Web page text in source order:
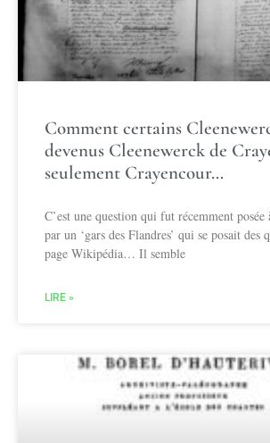
Comment certains
devenus Cleenewerck de
seulement Crayencour…
C’est une question qui fut récemment posée
par un ‘gars des Flandres’ qui se posait des
page Wikipédia… Il semble
LIRE »